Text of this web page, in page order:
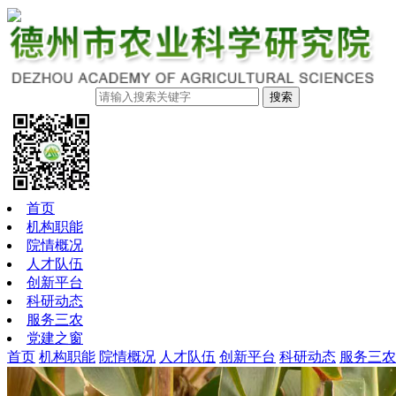
搜索
首页
机构职能
院情概况
人才队伍
创新平台
科研动态
服务三农
党建之窗
首页 机构职能 院情概况 人才队伍 创新平台 科研动态 服务三农